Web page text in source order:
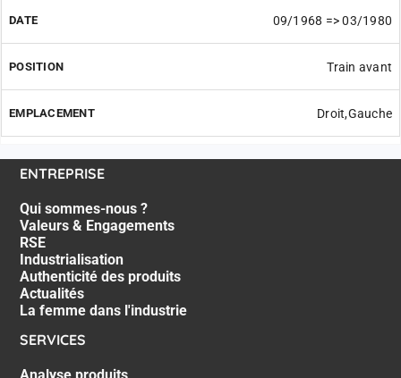
09/1968 => 03/1980
Train avant
Droit,Gauche
ENTREPRISE
Qui sommes-nous ?
Valeurs & Engagements
RSE
Industrialisation
Authenticité des produits
Actualités
La femme dans l'industrie
SERVICES
Analyse produits